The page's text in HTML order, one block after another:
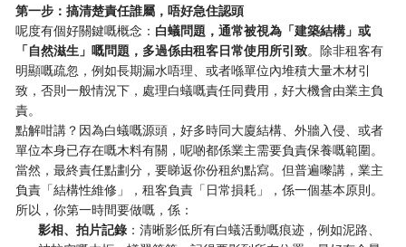
第一步：搞清楚責任誰屬，唔好急住認頭
呢度有個好關鍵嘅概念： 白蟻問題，通常被視為「建築結構」或
「自然滋生」嘅問題，多過係由租客日常使用所引致。除非租客有
明顯嘅疏忽，例如長期漏水唔理、或者喺單位內堆積大量木材引
致，否則一般情況下，處理白蟻嘅責任同費用，好大機會由業主負
責。
點解咁講？因為白蟻嘅源頭，好多時同大廈結構、外牆入侵、或者
單位本身已存在嘅木料有關，呢啲都係業主需要負責保養嘅範圍。
當然，最終責任點劃分，要睇返你份租約點寫。但普遍嚟講，業主
負責「結構性維修」，租客負責「日常損耗」，係一個基本原則。
所以，你第一時間要做嘅，係：
影相、拍片記錄 ：清晰影低所有白蟻活動嘅痕迹，例如泥路、